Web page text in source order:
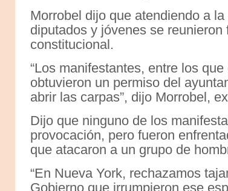
Morrobel dijo que atendiendo a
diputados y jóvenes se
constitucional.
“Los manifestantes, entre los
obtuvieron un permiso del
abrir las carpas”, dijo Morrobel,
Dijo que ninguno de los
provocación, pero fueron
que atacaron a un grupo de
“En Nueva York, rechazamos
Gobierno que irrumpieron ese